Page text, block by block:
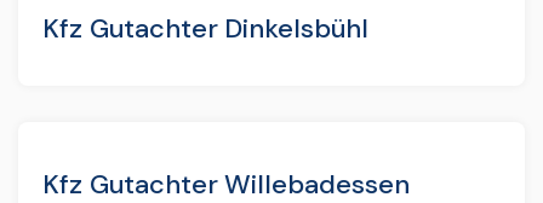
Kfz Gutachter Dinkelsbühl
Kfz Gutachter Willebadessen